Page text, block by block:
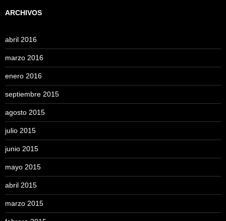
ARCHIVOS
abril 2016
marzo 2016
enero 2016
septiembre 2015
agosto 2015
julio 2015
junio 2015
mayo 2015
abril 2015
marzo 2015